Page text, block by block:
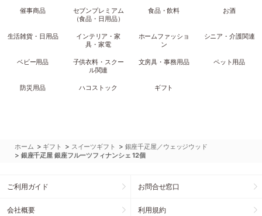
催事商品
セブンプレミアム
（食品・日用品）
食品・飲料 お酒
生活雑貨・日用品
インテリア・家
具・家電
ホームファッショ
ン
シニア・介護関連
ベビー用品
子供衣料・スクー
ル関連
文房具・事務用品 ペット用品
防災用品 ハコストック ギフト
ホーム > ギフト > スイーツギフト > 銀座千疋屋／ウェッジウッド
> 銀座千疋屋 銀座フルーツフィナンシェ 12個
ご利用ガイド お問合せ窓口
会社概要 利用規約